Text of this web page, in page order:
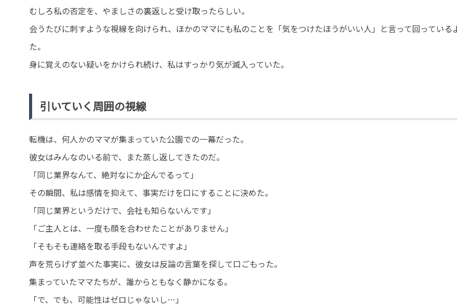
むしろ私の否定を、やましさの裏返しと受け取ったらしい。
会うたびに刺すような視線を向けられ、ほかのママにも私のことを「気をつけたほうがいい人」と言って回っている
た。
身に覚えのない疑いをかけられ続け、私はすっかり気が滅入っていた。
引いていく周囲の視線
転機は、何人かのママが集まっていた公園での一幕だった。
彼女はみんなのいる前で、また蒸し返してきたのだ。
「同じ業界なんて、絶対なにか企んでるって」
その瞬間、私は感情を抑えて、事実だけを口にすることに決めた。
「同じ業界というだけで、会社も知らないんです」
「ご主人とは、一度も顔を合わせたことがありません」
「そもそも連絡を取る手段もないんですよ」
声を荒らげず並べた事実に、彼女は反論の言葉を探して口ごもった。
集まっていたママたちが、誰からともなく静かになる。
「で、でも、可能性はゼロじゃないし…」